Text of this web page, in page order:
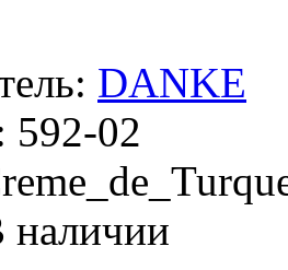
DANKE
592-02
наличии